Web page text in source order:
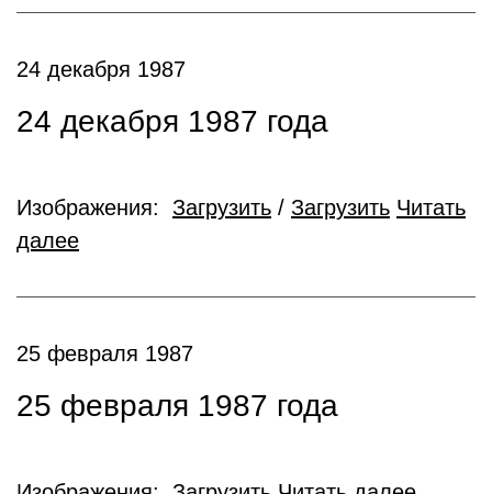
24 декабря 1987
24 декабря 1987 года
Изображения: Загрузить / Загрузить Читать
далее
25 февраля 1987
25 февраля 1987 года